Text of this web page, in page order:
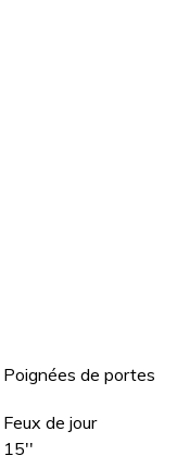
Poignées de portes
Feux de jour
15''